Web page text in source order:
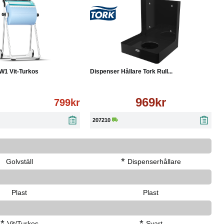
Vit-Turkos
799kr
Köp
Dispenser Hållare Tork Rull...
969kr
207210
Köp
Golvställ * Dispenserhållare
Plast Plast